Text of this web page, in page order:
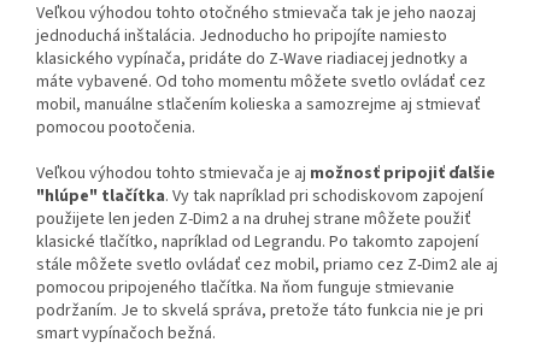
Veľkou výhodou tohto otočného stmievača tak je jeho naozaj
jednoduchá inštalácia. Jednoducho ho pripojíte namiesto
klasického vypínača, pridáte do Z-Wave riadiacej jednotky a
máte vybavené. Od toho momentu môžete svetlo ovládať cez
mobil, manuálne stlačením kolieska a samozrejme aj stmievať
pomocou pootočenia.
Veľkou výhodou tohto stmievača je aj možnosť pripojiť ďalšie
"hlúpe" tlačítka. Vy tak napríklad pri schodiskovom zapojení
použijete len jeden Z-Dim2 a na druhej strane môžete použiť
klasické tlačítko, napríklad od Legrandu. Po takomto zapojení
stále môžete svetlo ovládať cez mobil, priamo cez Z-Dim2 ale aj
pomocou pripojeného tlačítka. Na ňom funguje stmievanie
podržaním. Je to skvelá správa, pretože táto funkcia nie je pri
smart vypínačoch bežná.